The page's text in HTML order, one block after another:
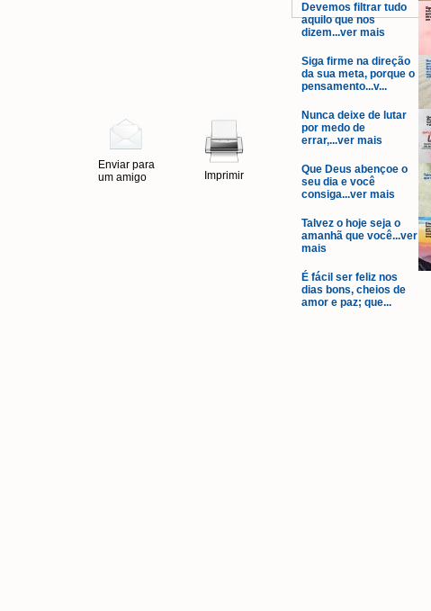
Enviar para
um amigo
Imprimir
Devemos filtrar tudo
aquilo que nos
dizem...ver mais
Siga firme na direção
da sua meta, porque o
pensamento...v...
Nunca deixe de lutar
por medo de
errar,...ver mais
Que Deus abençoe o
seu dia e você
consiga...ver mais
Talvez o hoje seja o
amanhã que você...ver
mais
É fácil ser feliz nos
dias bons, cheios de
amor e paz; que...